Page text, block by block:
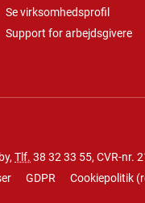
Se virksomhedsprofil
Support for arbejdsgivere
Tlf. 38 32 33 55, CVR-nr.
GDPR Cookiepolitik (